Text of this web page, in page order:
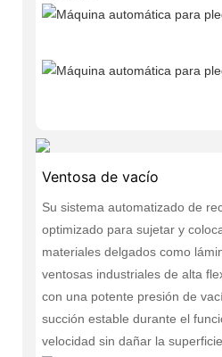
Ventosa de vacío
Su sistema automatizado de
optimizado para sujetar y
materiales delgados como
ventosas industriales de alta
con una potente presión de
succión estable durante el
velocidad sin dañar la superficie.